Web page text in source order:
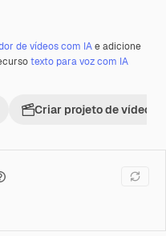
de vídeos com IAe adicione
texto para voz com IA
Criar projeto de vídeo